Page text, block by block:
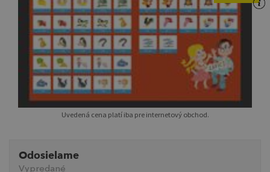
Uvedená cena platí iba pre internetový obchod.
Odosielame
Vypredané